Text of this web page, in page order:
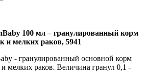
Baby 100 мл – гранулированный корм
и мелких раков, 5941
- гранулированный основной корм
мелких раков. Величина гранул 0,1 -